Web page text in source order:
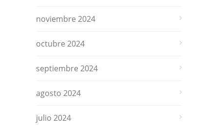
noviembre 2024
octubre 2024
septiembre 2024
agosto 2024
julio 2024